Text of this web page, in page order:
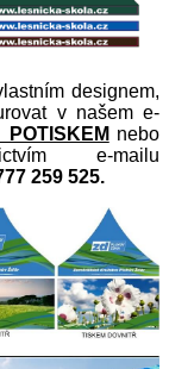
designem,
v našem e-
nebo
e-mailu
259 525.